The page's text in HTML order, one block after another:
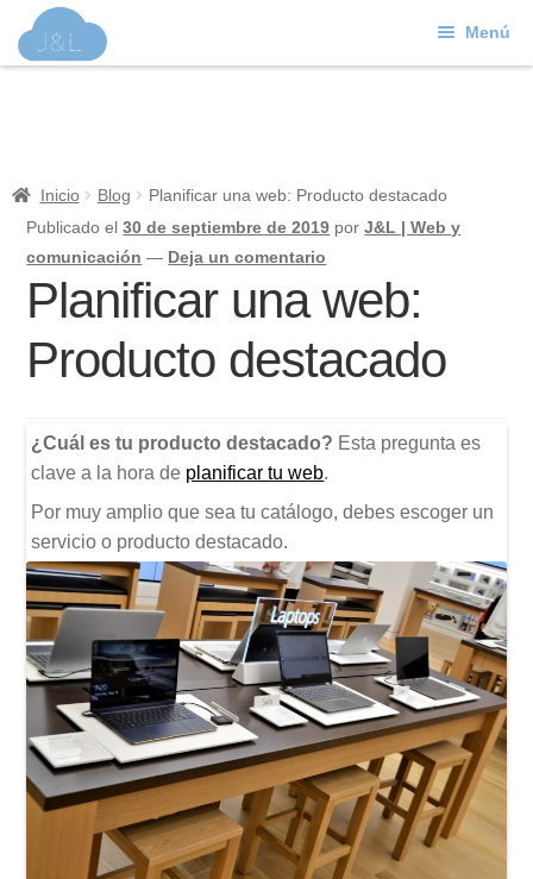
a
al
Menú
Contacto
Inicio Blog
Planificar una web: Producto destacado
Publicado el30 de septiembre de 2019 porJ&L | Web y
comunicación — Deja un comentario
Planificar una web:
Producto destacado
¿Cuál es tu producto destacado? Esta pregunta es
clave a la hora de planificar tu web.
Por muy amplio que sea tu catálogo, debes escoger un
servicio o producto destacado.